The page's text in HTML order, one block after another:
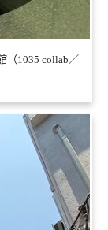
（1035 collab／